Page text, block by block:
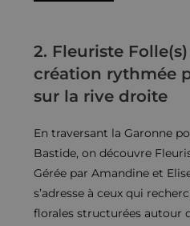
2. Fleuriste
création rythmée
sur la rive droite
En traversant la Garonne
Bastide, on découvre
Gérée par Amandine et
s’adresse à ceux qui
florales structurées autour